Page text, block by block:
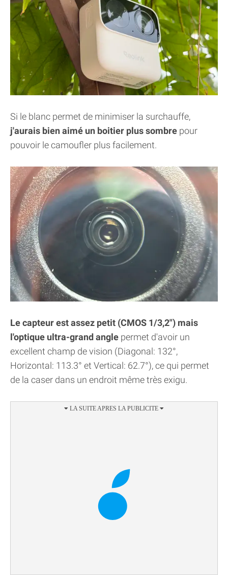
Si le blanc permet de minimiser la surchauffe,
j'aurais bien aimé un boitier plus sombre pour
pouvoir le camoufler plus facilement.
Le capteur est assez petit (CMOS 1/3,2") mais
l'optique ultra-grand angle permet d'avoir un
excellent champ de vision (Diagonal: 132°,
Horizontal: 113.3° et Vertical: 62.7°), ce qui permet
de la caser dans un endroit même très exigu.